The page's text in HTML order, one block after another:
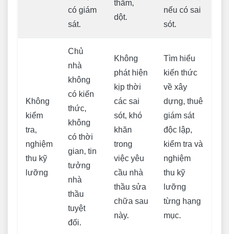
có giám
sát.
thấm,
dột.
nếu có sai
sót.
Không
kiểm
tra,
nghiệm
thu kỹ
lưỡng
Chủ
nhà
không
có kiến
thức,
không
có thời
gian, tin
tưởng
nhà
thầu
tuyệt
đối.
Không
phát hiện
kịp thời
các sai
sót, khó
khăn
trong
việc yêu
cầu nhà
thầu sửa
chữa sau
này.
Tìm hiểu
kiến thức
về xây
dựng, thuê
giám sát
độc lập,
kiểm tra và
nghiệm
thu kỹ
lưỡng
từng hạng
mục.